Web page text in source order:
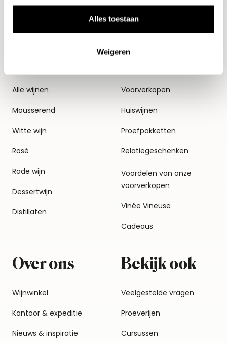
Alles toestaan
Weigeren
Alle wijnen
Mousserend
Witte wijn
Rosé
Rode wijn
Dessertwijn
Distillaten
Thema's
Voorverkopen
Huiswijnen
Proefpakketten
Relatiegeschenken
Voordelen van onze
voorverkopen
Vinée Vineuse
Cadeaus
Over ons
Wijnwinkel
Kantoor & expeditie
Nieuws & inspiratie
Bekijk ook
Veelgestelde vragen
Proeverijen
Cursussen